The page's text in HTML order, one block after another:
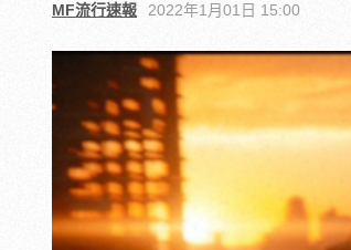
MF流行速報 2022年1月01日 15:00